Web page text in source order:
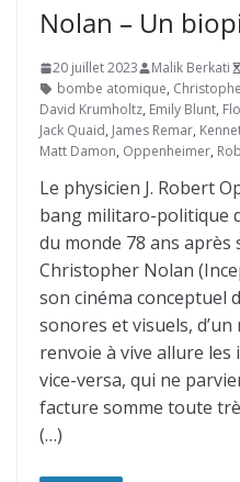
Nolan – Un
20 juillet 2023 Malik Berkati
bombe atomique,
David Krumholtz, Emily Blunt,
Jack Quaid, James Remar,
Matt Damon, Oppenheimer,
Le physicien J. Robert
bang militaro-politique
du monde 78 ans après
Christopher Nolan
son cinéma conceptuel
sonores et visuels,
renvoie à vive allure
vice-versa, qui ne
facture somme toute
(…)